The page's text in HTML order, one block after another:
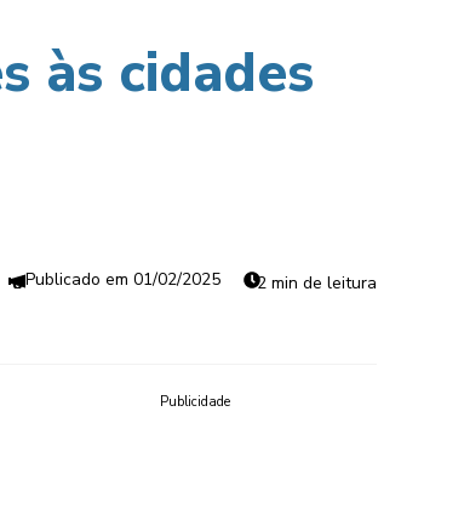
às cidades
01/02/2025 2 min de leitura
Publicidade